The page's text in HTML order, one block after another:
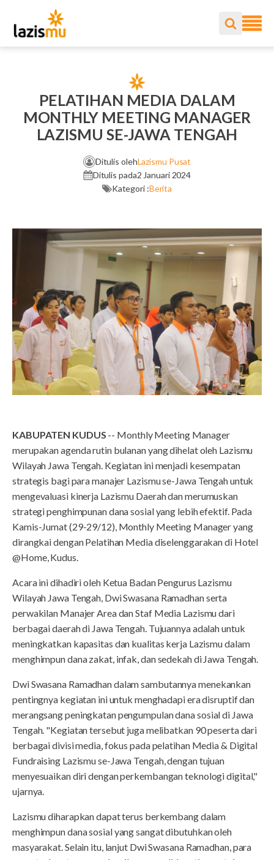
PELATIHAN MEDIA DALAM
MONTHLY MEETING MANAGER
LAZISMU SE-JAWA TENGAH
Ditulis olehLazismu Pusat
Ditulis pada2 Januari 2024
Kategori :Berita
KABUPATEN KUDUS -- Monthly Meeting Manager
merupakan agenda rutin bulanan yang dihelat oleh Lazismu
Wilayah Jawa Tengah. Kegiatan ini menjadi kesempatan
strategis bagi para manajer Lazismu se-Jawa Tengah untuk
mengevaluasi kinerja Lazismu Daerah dan merumuskan
strategi penghimpunan dana sosial yang lebih efektif. Pada
Kamis-Jumat (29-29/12), Monthly Meeting Manager yang
dirangkai dengan Pelatihan Media diselenggarakan di Hotel
@Home, Kudus.
Acara ini dihadiri oleh Ketua Badan Pengurus Lazismu
Wilayah Jawa Tengah, Dwi Swasana Ramadhan serta
perwakilan Manajer Area dan Staf Media Lazismu dari
berbagai daerah di Jawa Tengah. Tujuannya adalah untuk
meningkatkan kapasitas dan kualitas kerja Lazismu dalam
menghimpun dana zakat, infak, dan sedekah di Jawa Tengah.
Dwi Swasana Ramadhan dalam sambutannya menekankan
pentingnya kegiatan ini untuk menghadapi era disruptif dan
merangsang peningkatan pengumpulan dana sosial di Jawa
Tengah. "Kegiatan tersebut juga melibatkan 90 peserta dari
berbagai divisi media, fokus pada pelatihan Media & Digital
Fundraising Lazismu se-Jawa Tengah, dengan tujuan
menyesuaikan diri dengan perkembangan teknologi digital,"
ujarnya.
Lazismu diharapkan dapat terus berkembang dalam
menghimpun dana sosial yang sangat dibutuhkan oleh
masyarakat. Selain itu, lanjut Dwi Swasana Ramadhan, para